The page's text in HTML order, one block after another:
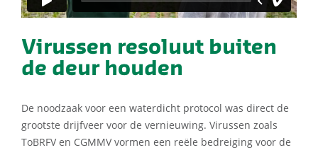
Virussen resoluut buiten
de deur houden
De noodzaak voor een waterdicht protocol was direct de
grootste drijfveer voor de vernieuwing. Virussen zoals
ToBRFV en CGMMV vormen een reële bedreiging voor de